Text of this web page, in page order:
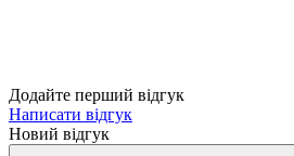
Додайте перший відгук
Написати відгук
Новий відгук